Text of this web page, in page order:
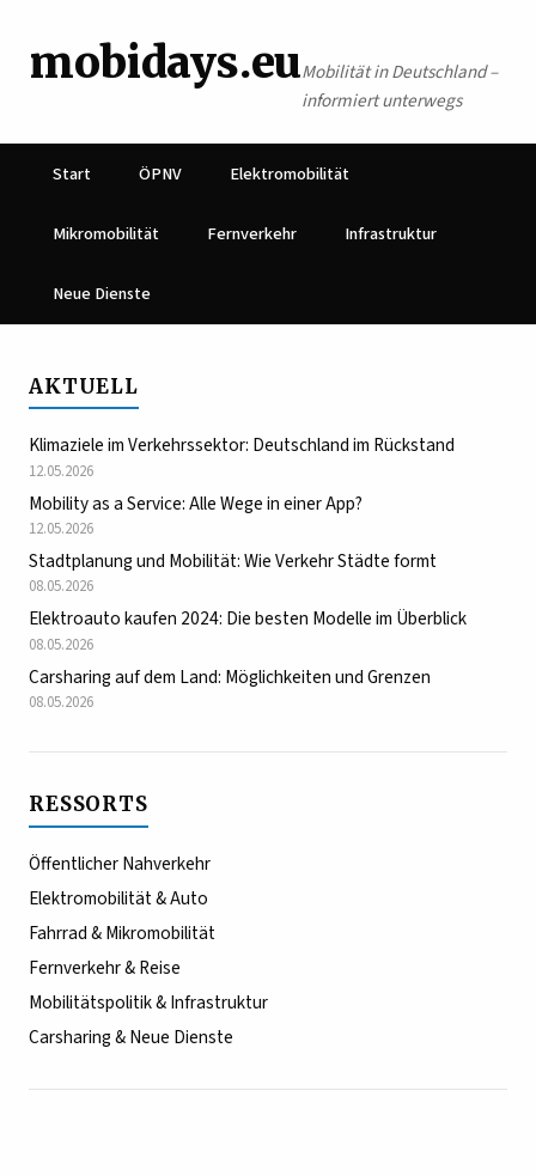
mobidays.euMobilität in Deutschland –
informiert unterwegs
Start ÖPNV Elektromobilität
Mikromobilität Fernverkehr Infrastruktur
Neue Dienste
AKTUELL
Klimaziele im Verkehrssektor: Deutschland im Rückstand
12.05.2026
Mobility as a Service: Alle Wege in einer App?
12.05.2026
Stadtplanung und Mobilität: Wie Verkehr Städte formt
08.05.2026
Elektroauto kaufen 2024: Die besten Modelle im Überblick
08.05.2026
Carsharing auf dem Land: Möglichkeiten und Grenzen
08.05.2026
RESSORTS
Öffentlicher Nahverkehr
Elektromobilität & Auto
Fahrrad & Mikromobilität
Fernverkehr & Reise
Mobilitätspolitik & Infrastruktur
Carsharing & Neue Dienste